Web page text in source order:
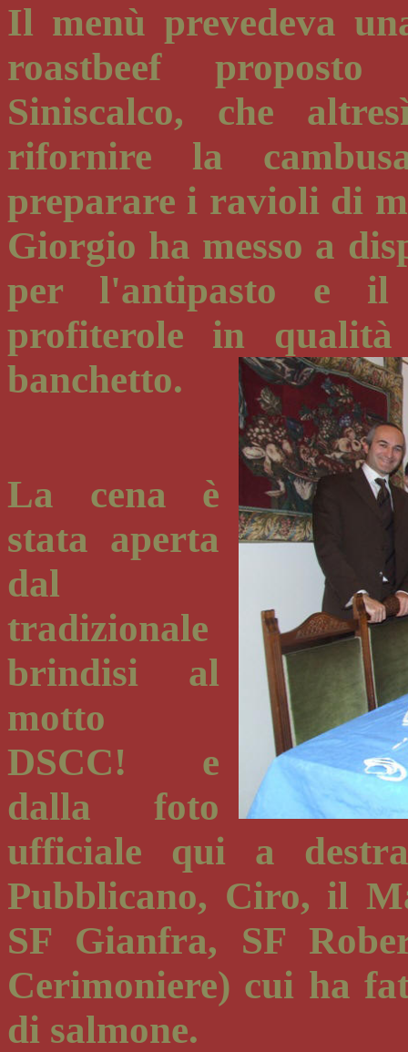
Il menù prevedeva
roastbeef
Siniscalco, che
rifornire la
preparare i ravioli di
Giorgio ha messo a
per l'antipasto e
profiterole in qualità
banchetto.
La cena è
stata aperta
dal
tradizionale
brindisi al
motto
DSCC! e
dalla foto
ufficiale qui a
Pubblicano, Ciro, il
SF Gianfra, SF
Cerimoniere) cui ha
di salmone.